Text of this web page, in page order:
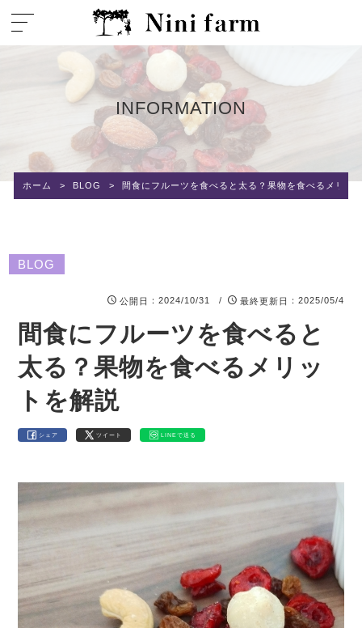
INFORMATION
ホーム > BLOG > 間食にフルーツを食べると太る？果物を食べるメリッ
BLOG
公開日 ：2024/10/31 / 最終更新日 ：2025/05/4
間食にフルーツを食べると
太る？果物を食べるメリッ
トを解説
シェア ツイート LINEで送る